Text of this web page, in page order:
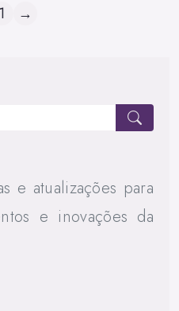
1 →
e atualizações para
e inovações da